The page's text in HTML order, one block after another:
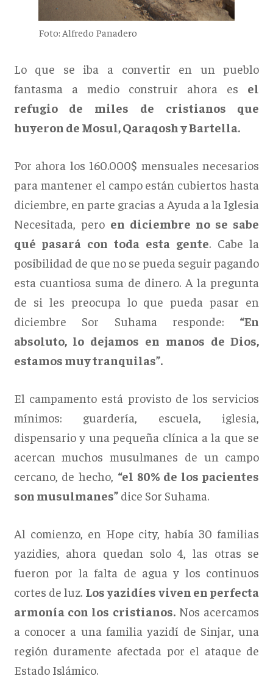
Foto: Alfredo Panadero
Lo que se iba a convertir en un pueblo
fantasma a medio construir ahora es el
refugio de miles de cristianos que
huyeron de Mosul, Qaraqosh y Bartella.
Por ahora los 160.000$ mensuales necesarios
para mantener el campo están cubiertos hasta
diciembre, en parte gracias a Ayuda a la Iglesia
Necesitada, pero en diciembre no se sabe
qué pasará con toda esta gente. Cabe la
posibilidad de que no se pueda seguir pagando
esta cuantiosa suma de dinero. A la pregunta
de si les preocupa lo que pueda pasar en
diciembre Sor Suhama responde: “En
absoluto, lo dejamos en manos de Dios,
estamos muy tranquilas”.
El campamento está provisto de los servicios
mínimos: guardería, escuela, iglesia,
dispensario y una pequeña clínica a la que se
acercan muchos musulmanes de un campo
cercano, de hecho, “el 80% de los pacientes
son musulmanes”dice Sor Suhama.
Al comienzo, en Hope city, había 30 familias
yazidies, ahora quedan solo 4, las otras se
fueron por la falta de agua y los continuos
cortes de luz. Los yazidíes viven en perfecta
armonía con los cristianos.Nos acercamos
a conocer a una familia yazidí de Sinjar, una
región duramente afectada por el ataque de
Estado Islámico.